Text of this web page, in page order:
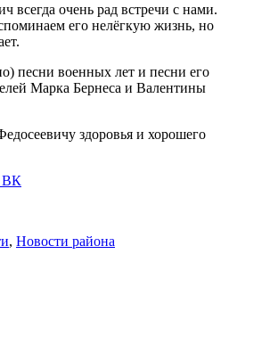
всегда очень рад встречи с нами.
его нелёгкую жизнь, но
песни военных лет и песни его
Марка Бернеса и Валентины
здоровья и хорошего
ВК
, Новости района